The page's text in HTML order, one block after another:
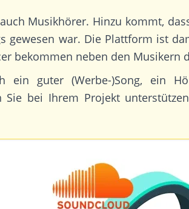
Musikhörer. Hinzu kommt,
gewesen war. Die Plattform ist
bekommen neben den Musikern
ein guter (Werbe-)Song, ein
Sie bei Ihrem Projekt